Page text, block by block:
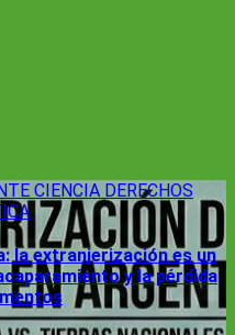
CIENCIA DERECHOS
la extranjerización es un
y la pérdida